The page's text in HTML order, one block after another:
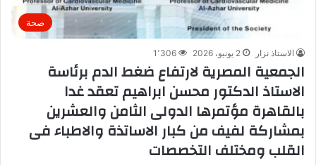
صحة
الاستاذ نزار 2 يونيو، 2026 1٬306
الجمعية المصرية لارتفاع ضغط الدم برئاسة
الاستاذ الدكتور محسن ابراهيم تعقد غدا
بالقاهرة مؤتمرها الدولى الثامن والعشرين
بمشاركة لفيف من كبار الاساتذة والاطباء فى
القلب ومختلف التخصصات